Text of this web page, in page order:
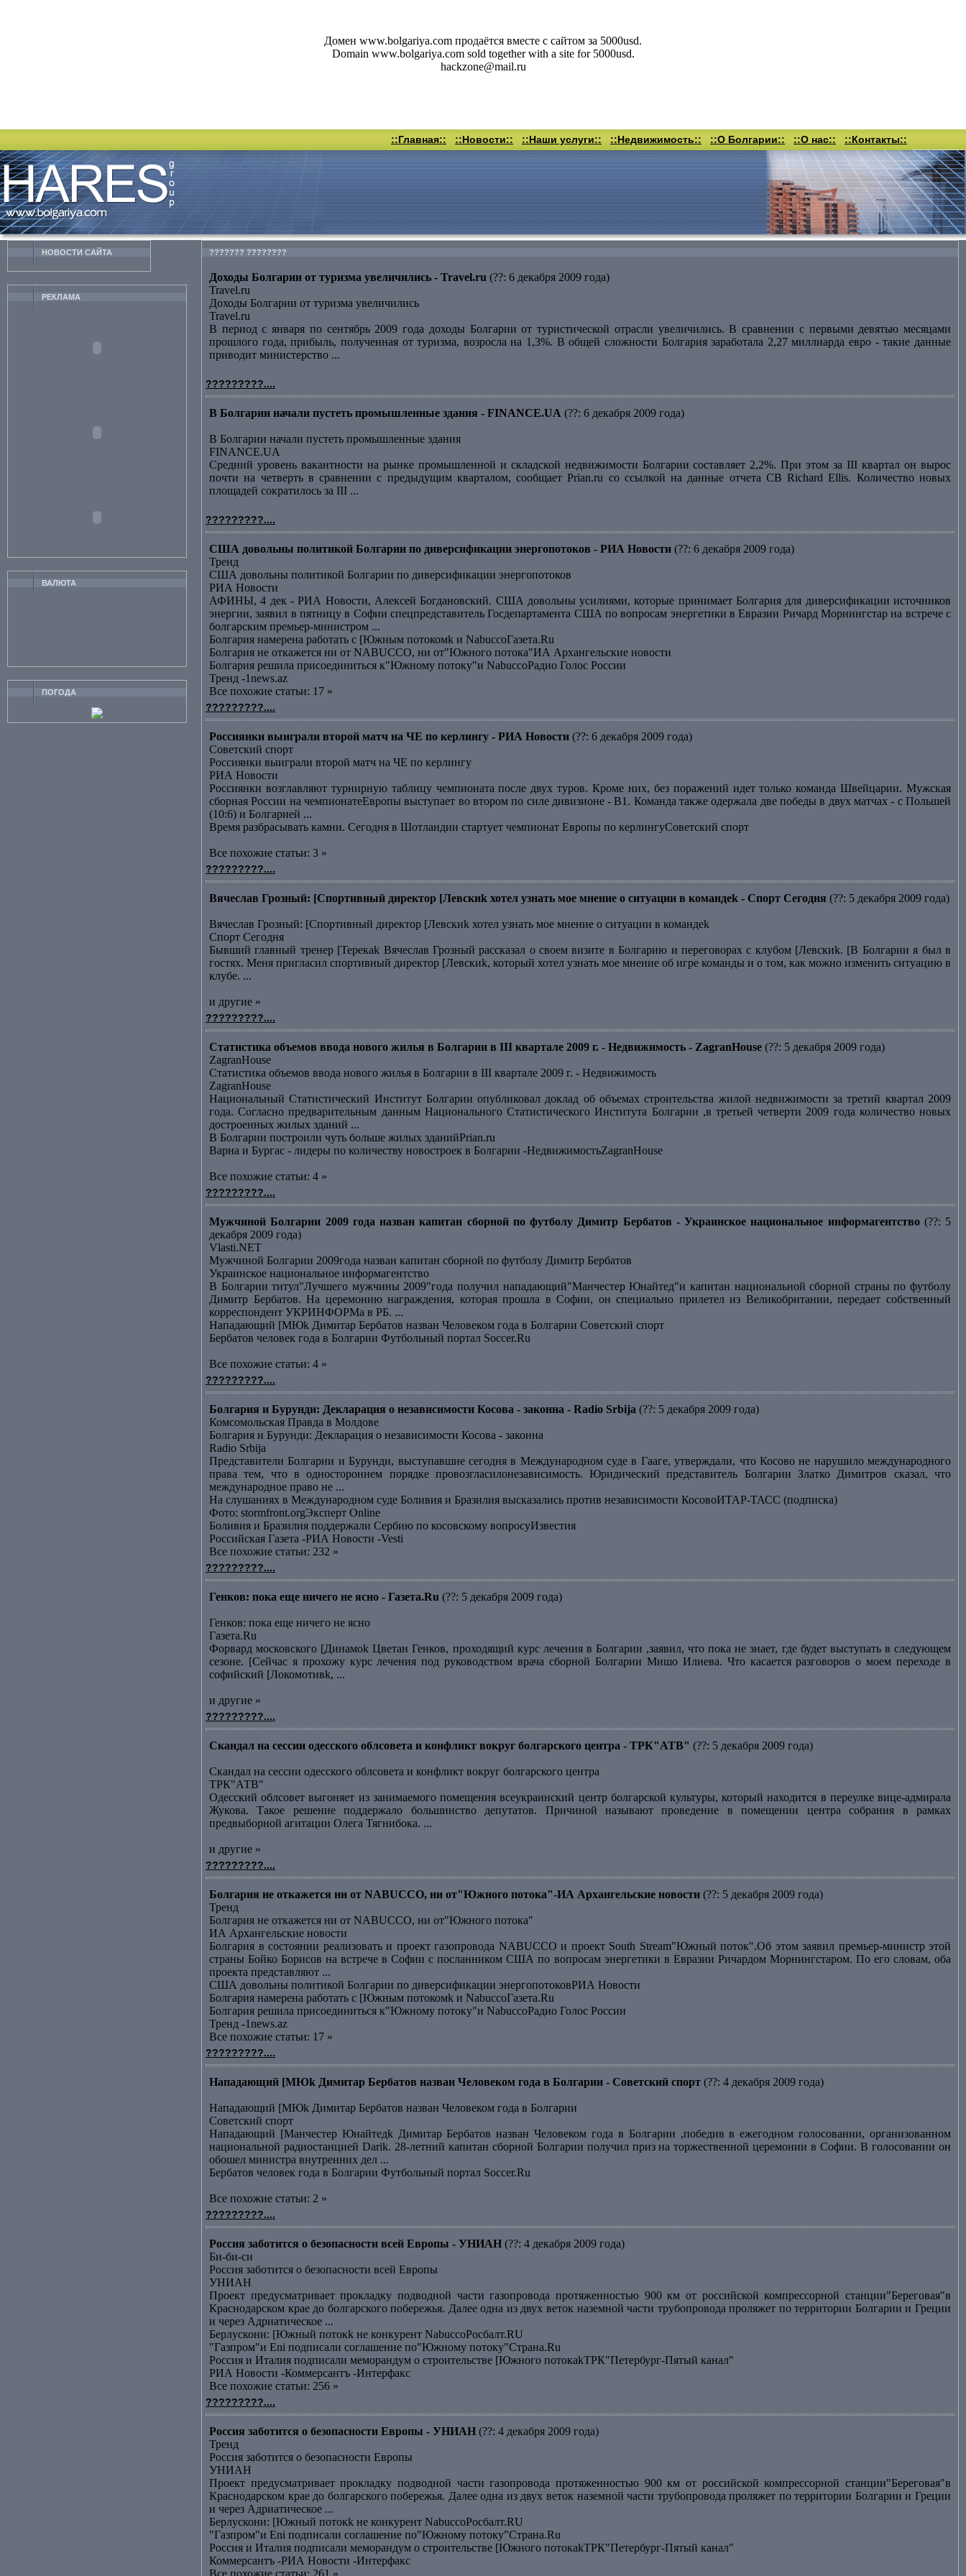
Домен www.bolgariya.com продаётся вместе с сайтом за 5000usd.
Domain www.bolgariya.com sold together with a site for 5000usd.
hackzone@mail.ru
::Главная:: ::Новости:: ::Наши услуги:: ::Недвижимость:: ::О Болгарии:: ::О нас:: ::Контакты::
НОВОСТИ CАЙТА
РЕКЛАМА
ВАЛЮТА
ПОГОДА
??????? ????????
Доходы Болгарии от туризма увеличились - Travel.ru (??: 6 декабря 2009 года)
Travel.ru
Доходы Болгарии от туризма увеличились
Travel.ru
В период с января по сентябрь 2009 года доходы Болгарии от туристической отрасли увеличились. В сравнении с первыми девятью месяцами
прошлого года, прибыль, полученная от туризма, возросла на 1,3%. В общей сложности Болгария заработала 2,27 миллиарда евро - такие данные
приводит министерство ...
?????????....
В Болгарии начали пустеть промышленные здания - FINANCE.UA (??: 6 декабря 2009 года)
В Болгарии начали пустеть промышленные здания
FINANCE.UA
Средний уровень вакантности на рынке промышленной и складской недвижимости Болгарии составляет 2,2%. При этом за III квартал он вырос
почти на четверть в сравнении с предыдущим кварталом, сообщает Prian.ru со ссылкой на данные отчета CB Richard Ellis. Количество новых
площадей сократилось за III ...
?????????....
США довольны политикой Болгарии по диверсификации энергопотоков - РИА Новости (??: 6 декабря 2009 года)
Тренд
США довольны политикой Болгарии по диверсификации энергопотоков
РИА Новости
АФИНЫ, 4 дек - РИА Новости, Алексей Богдановский. США довольны усилиями, которые принимает Болгария для диверсификации источников
энергии, заявил в пятницу в Софии спецпредставитель Госдепартамента США по вопросам энергетики в Евразии Ричард Морнингстар на встрече с
болгарским премьер-министром ...
Болгария намерена работать с [Южным потокомk и NabuccoГазета.Ru
Болгария не откажется ни от NABUCCO, ни от"Южного потока"ИА Архангельские новости
Болгария решила присоединиться к"Южному потоку"и NabuccoРадио Голос России
Тренд -1news.az
Все похожие статьи: 17 »
?????????....
Россиянки выиграли второй матч на ЧЕ по керлингу - РИА Новости (??: 6 декабря 2009 года)
Советский спорт
Россиянки выиграли второй матч на ЧЕ по керлингу
РИА Новости
Россиянки возглавляют турнирную таблицу чемпионата после двух туров. Кроме них, без поражений идет только команда Швейцарии. Мужская
сборная России на чемпионатеЕвропы выступает во втором по силе дивизионе - В1. Команда также одержала две победы в двух матчах - с Польшей
(10:6) и Болгарией ...
Время разбрасывать камни. Сегодня в Шотландии стартует чемпионат Европы по керлингуСоветский спорт
Все похожие статьи: 3 »
?????????....
Вячеслав Грозный: [Спортивный директор [Левскиk хотел узнать мое мнение о ситуации в командеk - Спорт Сегодня (??: 5 декабря 2009 года)
Вячеслав Грозный: [Спортивный директор [Левскиk хотел узнать мое мнение о ситуации в командеk
Спорт Сегодня
Бывший главный тренер [Терекаk Вячеслав Грозный рассказал о своем визите в Болгарию и переговорах с клубом [Левскиk. [В Болгарии я был в
гостях. Меня пригласил спортивный директор [Левскиk, который хотел узнать мое мнение об игре команды и о том, как можно изменить ситуацию в
клубе. ...
и другие »
?????????....
Статистика объемов ввода нового жилья в Болгарии в III квартале 2009 г. - Недвижимость - ZagranHouse (??: 5 декабря 2009 года)
ZagranHouse
Статистика объемов ввода нового жилья в Болгарии в III квартале 2009 г. - Недвижимость
ZagranHouse
Национальный Статистический Институт Болгарии опубликовал доклад об объемах строительства жилой недвижимости за третий квартал 2009
года. Согласно предварительным данным Национального Статистического Института Болгарии ,в третьей четверти 2009 года количество новых
достроенных жилых зданий ...
В Болгарии построили чуть больше жилых зданийPrian.ru
Варна и Бургас - лидеры по количеству новостроек в Болгарии -НедвижимостьZagranHouse
Все похожие статьи: 4 »
?????????....
Мужчиной Болгарии 2009 года назван капитан сборной по футболу Димитр Бербатов - Украинское национальное информагентство(??: 5
декабря 2009 года)
Vlasti.NET
Мужчиной Болгарии 2009года назван капитан сборной по футболу Димитр Бербатов
Украинское национальное информагентство
В Болгарии титул"Лучшего мужчины 2009"года получил нападающий"Манчестер Юнайтед"и капитан национальной сборной страны по футболу
Димитр Бербатов. На церемонию награждения, которая прошла в Софии, он специально прилетел из Великобритании, передает собственный
корреспондент УКРИНФОРМа в РБ. ...
Нападающий [МЮk Димитар Бербатов назван Человеком года в Болгарии Советский спорт
Бербатов человек года в Болгарии Футбольный портал Soccer.Ru
Все похожие статьи: 4 »
?????????....
Болгария и Бурунди: Декларация о независимости Косова - законна - Radio Srbija (??: 5 декабря 2009 года)
Комсомольская Правда в Молдове
Болгария и Бурунди: Декларация о независимости Косова - законна
Radio Srbija
Представители Болгарии и Бурунди, выступавшие сегодня в Международном суде в Гааге, утверждали, что Косово не нарушило международного
права тем, что в одностороннем порядке провозгласилонезависимость. Юридический представитель Болгарии Златко Димитров сказал, что
международное право не ...
На слушаниях в Международном суде Боливия и Бразилия высказались против независимости КосовоИТАР-ТАСС (подписка)
Фото: stormfront.orgЭксперт Online
Боливия и Бразилия поддержали Сербию по косовскому вопросуИзвестия
Российская Газета -РИА Новости -Vesti
Все похожие статьи: 232 »
?????????....
Генков: пока еще ничего не ясно - Газета.Ru (??: 5 декабря 2009 года)
Генков: пока еще ничего не ясно
Газета.Ru
Форвард московского [Динамоk Цветан Генков, проходящий курс лечения в Болгарии ,заявил, что пока не знает, где будет выступать в следующем
сезоне. [Сейчас я прохожу курс лечения под руководством врача сборной Болгарии Мишо Илиева. Что касается разговоров о моем переходе в
софийский [Локомотивk, ...
и другие »
?????????....
Скандал на сессии одесского облсовета и конфликт вокруг болгарского центра - ТРК"АТВ" (??: 5 декабря 2009 года)
Скандал на сессии одесского облсовета и конфликт вокруг болгарского центра
ТРК"АТВ"
Одесский облсовет выгоняет из занимаемого помещения всеукраинский центр болгарской культуры, который находится в переулке вице-адмирала
Жукова. Такое решение поддержало большинство депутатов. Причиной называют проведение в помещении центра собрания в рамках
предвыборной агитации Олега Тягнибока. ...
и другие »
?????????....
Болгария не откажется ни от NABUCCO, ни от"Южного потока"-ИА Архангельские новости (??: 5 декабря 2009 года)
Тренд
Болгария не откажется ни от NABUCCO, ни от"Южного потока"
ИА Архангельские новости
Болгария в состоянии реализовать и проект газопровода NABUCCO и проект South Stream"Южный поток".Об этом заявил премьер-министр этой
страны Бойко Борисов на встрече в Софии с посланником США по вопросам энергетики в Евразии Ричардом Морнингстаром. По его словам, оба
проекта представляют ...
США довольны политикой Болгарии по диверсификации энергопотоковРИА Новости
Болгария намерена работать с [Южным потокомk и NabuccoГазета.Ru
Болгария решила присоединиться к"Южному потоку"и NabuccoРадио Голос России
Тренд -1news.az
Все похожие статьи: 17 »
?????????....
Нападающий [МЮk Димитар Бербатов назван Человеком года в Болгарии - Советский спорт (??: 4 декабря 2009 года)
Нападающий [МЮk Димитар Бербатов назван Человеком года в Болгарии
Советский спорт
Нападающий [Манчестер Юнайтедk Димитар Бербатов назван Человеком года в Болгарии ,победив в ежегодном голосовании, организованном
национальной радиостанцией Darik. 28-летний капитан сборной Болгарии получил приз на торжественной церемонии в Софии. В голосовании он
обошел министра внутренних дел ...
Бербатов человек года в Болгарии Футбольный портал Soccer.Ru
Все похожие статьи: 2 »
?????????....
Россия заботится о безопасности всей Европы - УНИАН (??: 4 декабря 2009 года)
Би-би-си
Россия заботится о безопасности всей Европы
УНИАН
Проект предусматривает прокладку подводной части газопровода протяженностью 900 км от российской компрессорной станции"Береговая"в
Краснодарском крае до болгарского побережья. Далее одна из двух веток наземной части трубопровода проляжет по территории Болгарии и Греции
и через Адриатическое ...
Берлускони: [Южный потокk не конкурент NabuccoРосбалт.RU
"Газпром"и Еni подписали соглашение по"Южному потоку"Страна.Ru
Россия и Италия подписали меморандум о строительстве [Южного потокаkТРК"Петербург-Пятый канал"
РИА Новости -Коммерсантъ -Интерфакс
Все похожие статьи: 256 »
?????????....
Россия заботится о безопасности Европы - УНИАН (??: 4 декабря 2009 года)
Тренд
Россия заботится о безопасности Европы
УНИАН
Проект предусматривает прокладку подводной части газопровода протяженностью 900 км от российской компрессорной станции"Береговая"в
Краснодарском крае до болгарского побережья. Далее одна из двух веток наземной части трубопровода проляжет по территории Болгарии и Греции
и через Адриатическое ...
Берлускони: [Южный потокk не конкурент NabuccoРосбалт.RU
"Газпром"и Еni подписали соглашение по"Южному потоку"Страна.Ru
Россия и Италия подписали меморандум о строительстве [Южного потокаkТРК"Петербург-Пятый канал"
Коммерсантъ -РИА Новости -Интерфакс
Все похожие статьи: 261 »